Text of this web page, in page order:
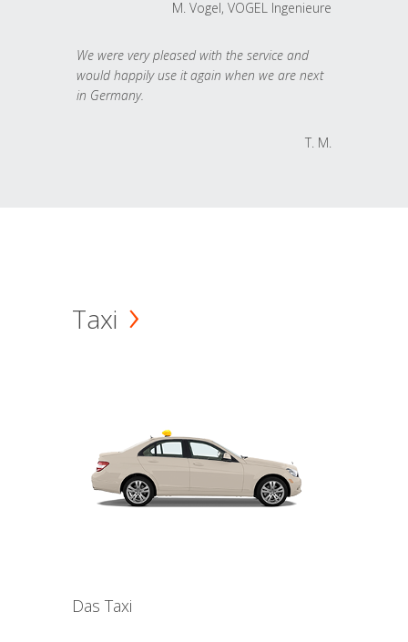
M. Vogel, VOGEL Ingenieure
We were very pleased with the service and
would happily use it again when we are next
in Germany.
T. M.
Taxi
Das Taxi